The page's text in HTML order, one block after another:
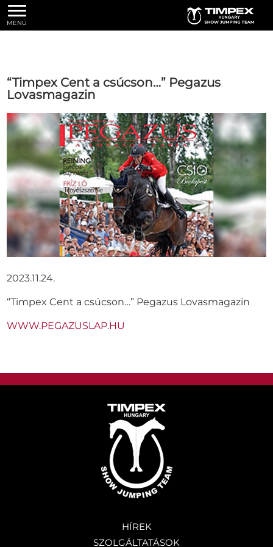
MENÜ
“Timpex Cent a csúcson…” Pegazus
Lovasmagazin
2023.11.24.
“Timpex Cent a csúcson…” Pegazus Lovasmagazin
WWW.PEGAZUSLAP.HU
HÍREK
SZOLGÁLTATÁSOK